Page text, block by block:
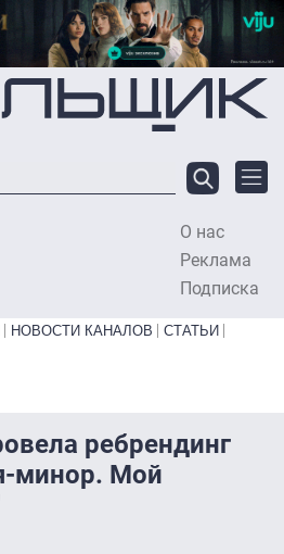
О нас
Реклама
Подписка
НОВОСТИ КАНАЛОВ
СТАТЬИ
ребрендинг
минор. Мой